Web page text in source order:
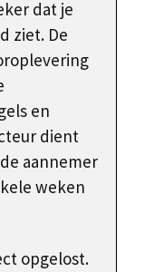
dat je
ziet. De
en
dient
aannemer
weken
opgelost.